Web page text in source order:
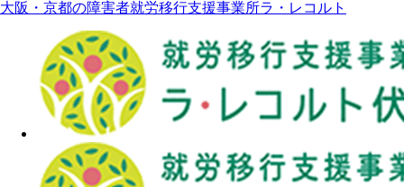
大阪・京都の障害者就労移行支援事業所ラ・レコルト